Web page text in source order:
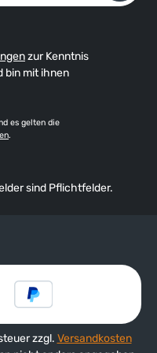
zur Kenntnis
bin mit ihnen
es gelten die
.
sind Pflichtfelder.
zzgl. Versandkosten